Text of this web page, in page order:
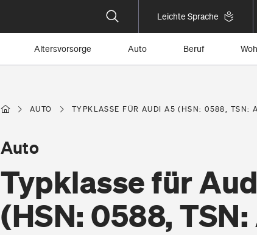
Leichte Sprache
Altersvorsorge Auto Beruf
AUTO TYPKLASSE FÜR AUDI A5 (HSN: 0588, TSN:
Typklasse für
(HSN: 0588, TSN:
Auto